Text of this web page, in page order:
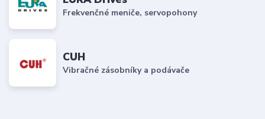
Frekvenčné meniče, servopohony
CUH
Vibračné zásobníky a podávače